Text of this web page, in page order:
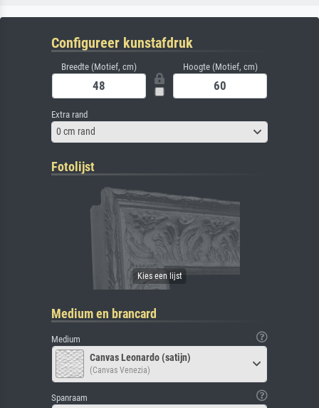
Configureer kunstafdruk
Breedte (Motief, cm) Hoogte (Motief, cm)
Extra rand
0 cm rand
Fotolijst
Medium en brancard
Medium
Canvas Leonardo (satijn)
(Canvas Venezia)
Spanraam